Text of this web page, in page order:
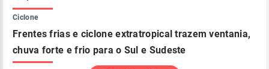
Ciclone
Frentes frias e ciclone extratropical trazem ventania,
chuva forte e frio para o Sul e Sudeste